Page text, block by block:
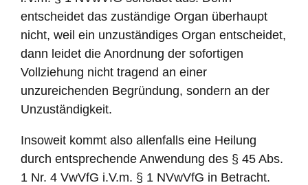
entscheidet das zuständige Organ überhaupt
nicht, weil ein unzuständiges Organ entscheidet,
dann leidet die Anordnung der sofortigen
Vollziehung nicht tragend an einer
unzureichenden Begründung, sondern an der
Unzuständigkeit.
Insoweit kommt also allenfalls eine Heilung
durch entsprechende Anwendung des § 45 Abs.
1 Nr. 4 VwVfG i.V.m. § 1 NVwVfG in Betracht.